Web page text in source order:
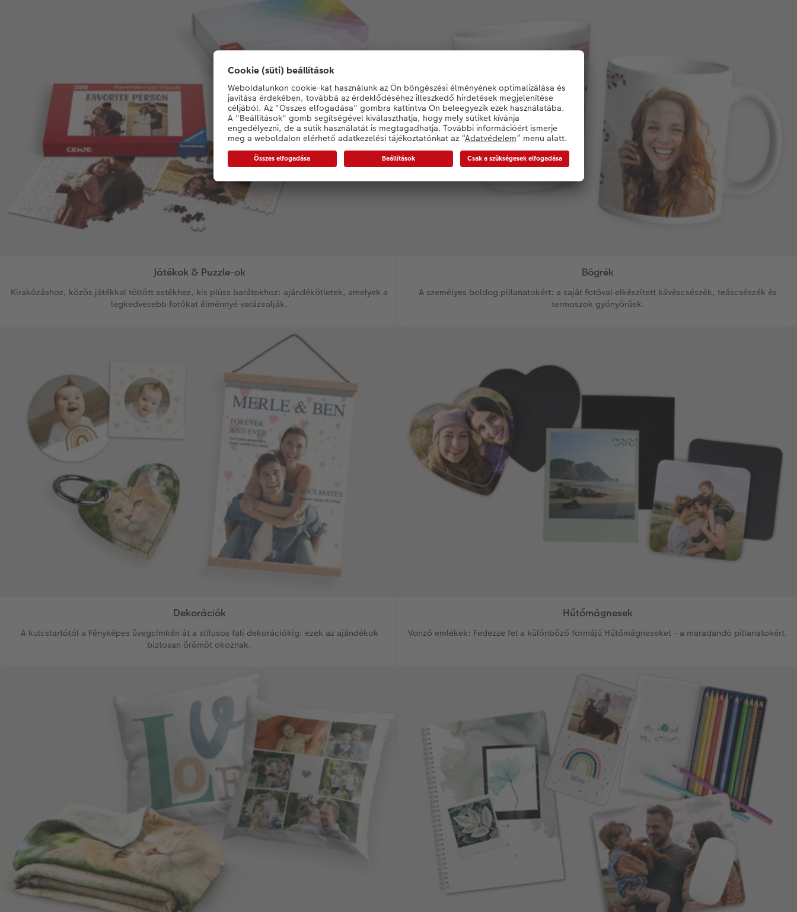
Játékok & Puzzle-ok
Kirakózáshoz, közös játékkal töltött estékhez, kis plüss barátokhoz: ajándékötletek, amelyek a
legkedvesebb fotókat élménnyé varázsolják.
Bögrék
A személyes boldog pillanatokért: a saját fotóval elkészített kávéscsészék, teáscsészék és
termoszok gyönyörűek.
Dekorációk
A kulcstartótól a Fényképes üvegcímkén át a stílusos fali dekorációkig: ezek az ajándékok
biztosan örömöt okoznak.
Hűtőmágnesek
Vonzó emlékek: Fedezze fel a különböző formájú Hűtőmágneseket - a maradandó pillanatokért.